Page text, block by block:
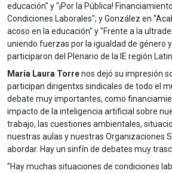
educación" y "¡Por la Pública!
Condiciones Laborales"; y González en
acoso en la educación" y "Frente a la
uniendo fuerzas por la igualdad de género
participaron del Plenario de la IE región
María Laura Torrenos dejó su impresión
participan dirigentxs sindicales de todo el
debate muy importantes, como
impacto de la inteligencia artificial sobre
trabajo, las cuestiones ambientales,
nuestras aulas y nuestras Organizaciones
abordar. Hay un sinfín de debates muy
"Hay muchas situaciones de condiciones